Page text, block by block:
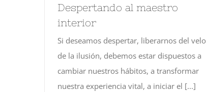
Despertando al maestro
interior
Si deseamos despertar, liberarnos del velo
de la ilusión, debemos estar dispuestos a
cambiar nuestros hábitos, a transformar
nuestra experiencia vital, a iniciar el [...]